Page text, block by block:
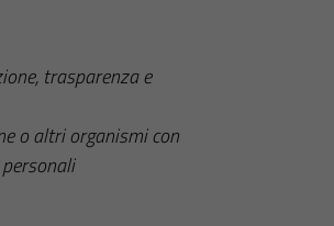
trasparenza e
o altri organismi con